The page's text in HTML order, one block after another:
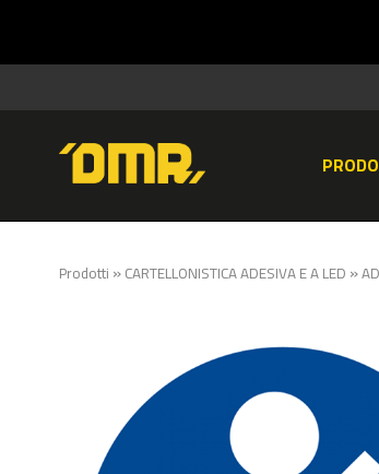
Prodotti » CARTELLONISTICA ADESIVA E A LED »